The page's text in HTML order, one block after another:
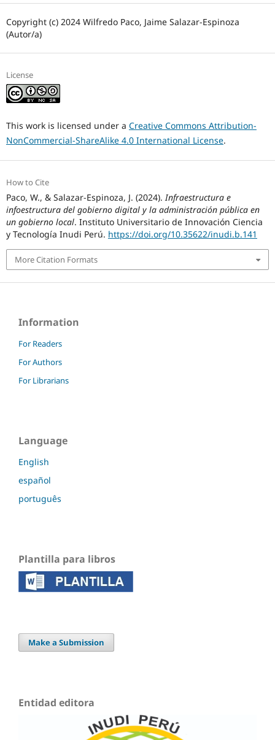
Copyright (c) 2024 Wilfredo Paco, Jaime Salazar-Espinoza
(Autor/a)
License
This work is licensed under a Creative Commons Attribution-
NonCommercial-ShareAlike 4.0 International License.
How to Cite
Paco, W., & Salazar-Espinoza, J. (2024). Infraestructura e
infoestructura del gobierno digital y la administración pública en
un gobierno local. Instituto Universitario de Innovación Ciencia
y Tecnología Inudi Perú. https://doi.org/10.35622/inudi.b.141
More Citation Formats
Information
For Readers
For Authors
For Librarians
Language
English
español
português
Plantilla para libros
Make a Submission
Entidad editora